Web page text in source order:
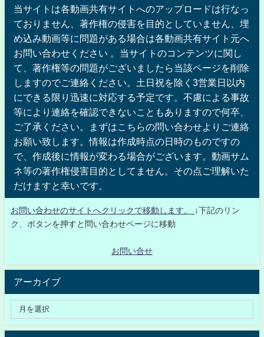
当サイトは各動画共有サイトへのアップロードは行なっ
ておりません、著作権の侵害を目的としていません、埋
め込み動画等に問題がある場合は各動画共有サイト元へ
お問い合わせください 。当サイトのコンテンツに関し
て、著作権等の問題がございましたら当該ページを削除
しますのでご連絡ください。土日祝を除く3営業日以内
にできる限り迅速に対応する予定です。不慮による事故
等により連絡を確認できないこともありますので何卒、
ご了承ください。まずはこちらの問い合わせよりご連絡
お願い致します。情報は作成時点の日時のものですの
で、作成後に情報が変わる場合がございます。動画サム
ネ等の著作権侵害目的としてません。その点ご理解いた
だけますと幸いです。
お問い合わせのサイトへクリックで移動します。
↓下記のリン
ク、ボタンを押すと問い合わせページに移動
お問い合せ
アーカイブ